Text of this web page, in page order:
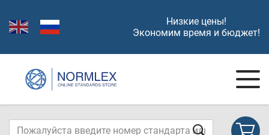
Низкие цены!
Экономим время и бюджет!